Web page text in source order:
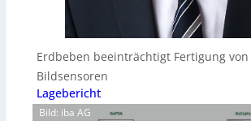
Erdbeben beeinträchtigt Fertigung von
Bildsensoren
Lagebericht
Bild: iba AG